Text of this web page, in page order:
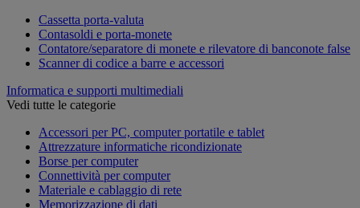
Cassetta porta-valuta
Contasoldi e porta-monete
Contatore/separatore di monete e rilevatore di banconote false
Scanner di codice a barre e accessori
Informatica e supporti multimediali
Vedi tutte le categorie
Accessori per PC, computer portatile e tablet
Attrezzature informatiche ricondizionate
Borse per computer
Connettività per computer
Materiale e cablaggio di rete
Memorizzazione di dati